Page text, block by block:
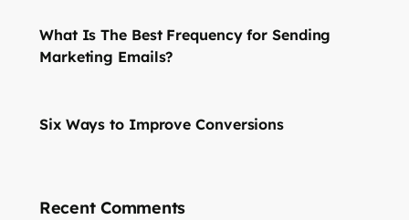
What Is The Best Frequency for Sending
Marketing Emails?
Six Ways to Improve Conversions
Recent Comments